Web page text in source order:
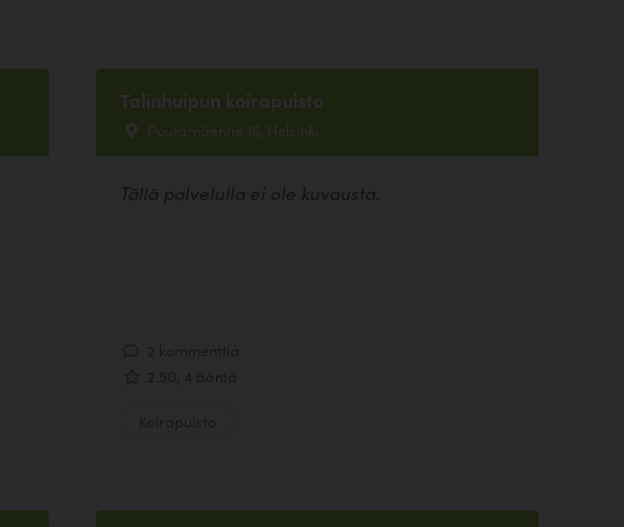
Talinhuipun koirapuisto
Poutamäentie 16, Helsinki
Tällä palvelulla ei ole kuvausta.